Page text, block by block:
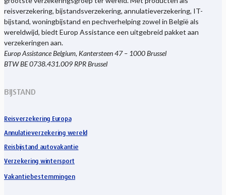
reisverzekering, bijstandsverzekering, annulatieverzekering, IT-
bijstand, woningbijstand en pechverhelping zowel in België als
wereldwijd, biedt Europ Assistance een uitgebreid pakket aan
verzekeringen aan.
Europ Assistance Belgium, Kantersteen 47 – 1000 Brussel
BTW BE 0738.431.009 RPR Brussel
BIJSTAND
Reisverzekering Europa
Annulatieverzekering wereld
Reisbijstand autovakantie
Verzekering wintersport
Vakantiebestemmingen